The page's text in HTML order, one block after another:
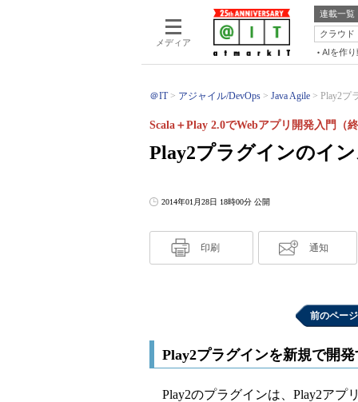
メディア
連載一覧
クラウド
AIを作
＠IT アジャイル/DevOps Java Agile Play2プ
Play2プラグインのイ
Scala＋Play 2.0でWebアプリ開発入門（
2014年01月28日 18時00分 公開
印刷 通知
前のペー
Play2プラグインを新規で開
Play2のプラグインは、Play2アプ